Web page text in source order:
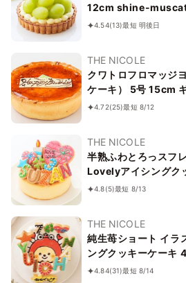
12cm shine-
4.54(13)最短 明後日
THE NICOLE
クワトロフロマッジ
ケーキ） 5号 15cm
4.72(25)最短 8/12
THE NICOLE
半熟ふわとろっスフ
Lovelyアイシングク
ョン 文字入りアイシ
4.8(5)最短 8/13
THE NICOLE
純生苺ショート イラ
ングクッキーケーキ
最適
4.84(31)最短 8/14